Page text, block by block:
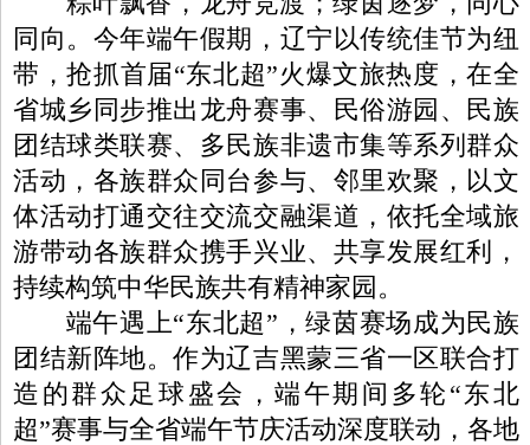
同向。今年端午假期，辽宁以传统佳节为纽
带，抢抓首届“东北超”火爆文旅热度，在全
省城乡同步推出龙舟赛事、民俗游园、民族
团结球类联赛、多民族非遗市集等系列群众
活动，各族群众同台参与、邻里欢聚，以文
体活动打通交往交流交融渠道，依托全域旅
游带动各族群众携手兴业、共享发展红利，
持续构筑中华民族共有精神家园。
端午遇上“东北超”，绿茵赛场成为民族
团结新阵地。作为辽吉黑蒙三省一区联合打
造的群众足球盛会，端午期间多轮“东北
超”赛事与全省端午节庆活动深度联动，各地